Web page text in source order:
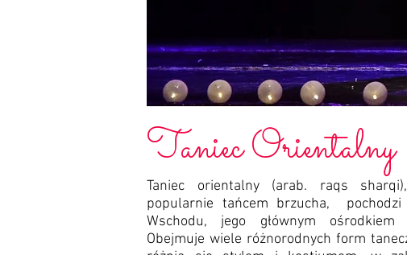
Taniec Orientalny
Taniec orientalny (arab. raqs
popularnie tańcem brzucha, pochodzi
Wschodu, jego głównym
Obejmuje wiele różnorodnych form